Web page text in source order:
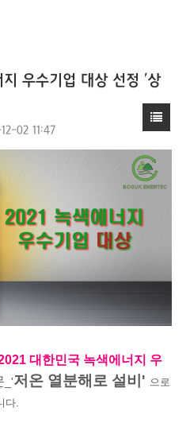
우수기업 대상 선정 '상
02 11:47
대한민국 녹색에너지 우
_'저온 열분해로 설비' 으로
다.